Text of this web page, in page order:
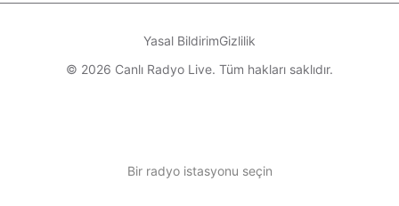
Yasal BildirimGizlilik
© 2026 Canlı Radyo Live. Tüm hakları saklıdır.
Bir radyo istasyonu seçin